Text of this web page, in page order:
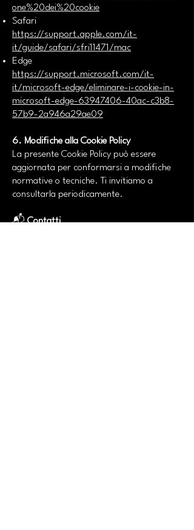
one%20dei%20cookie
Safari
https://support.apple.com/it-
it/guide/safari/sfri11471/mac
Edge
https://support.microsoft.com/it-
it/microsoft-edge/eliminare-i-cookie-in-
microsoft-edge-63947406-40ac-c3b8-
57b9-2a946a29ae09
6. Modifiche alla Cookie Policy
La presente Cookie Policy può essere
aggiornata per conformarsi a modifiche
normative o tecniche. Ti invitiamo a
consultarla periodicamente.
📬Contatti